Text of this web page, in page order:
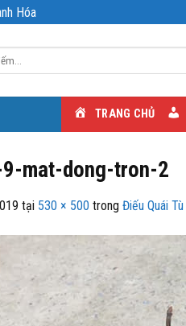
Hóa
TRANG CHỦ
mat-dong-tron-2
tại 530 × 500 trong Điếu Quái